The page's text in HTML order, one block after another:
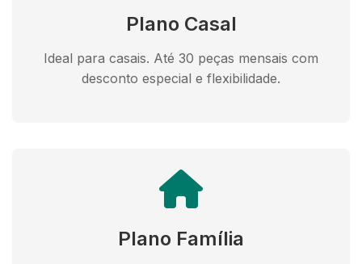
Plano Casal
Ideal para casais. Até 30 peças mensais com
desconto especial e flexibilidade.
Plano Família